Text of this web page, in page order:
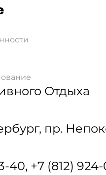
Отдыха
, пр.
40, +7 (812)